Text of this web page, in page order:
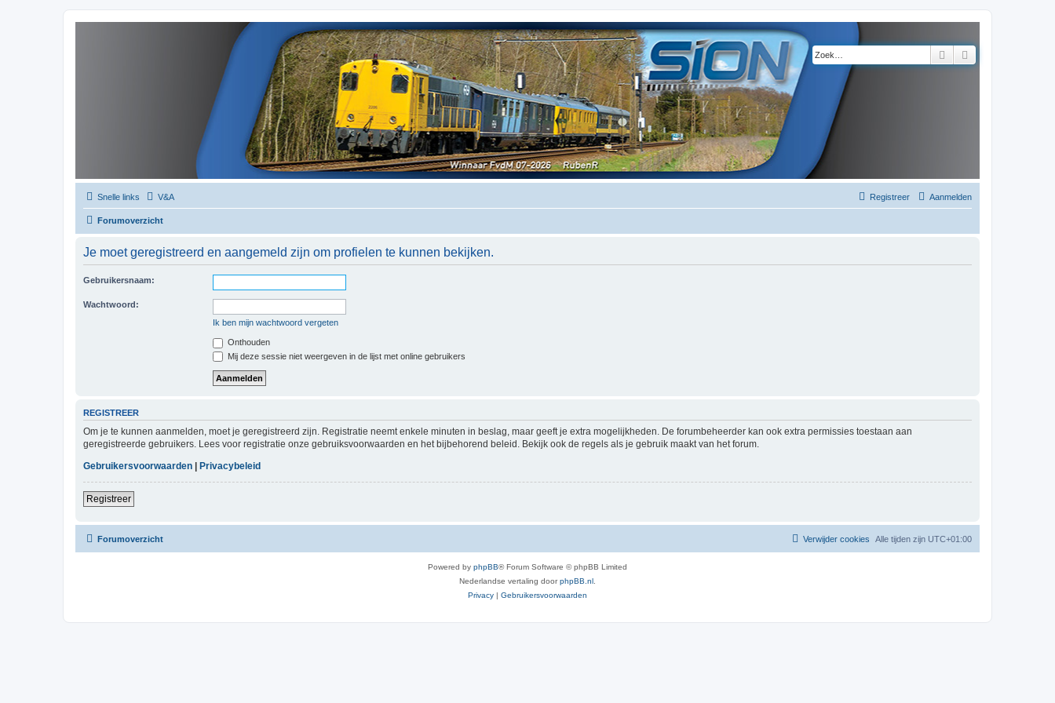
Zoek
Snelle links V&A Aanmelden
Registreer
Forumoverzicht
Je moet geregistreerd en aangemeld zijn om profielen te kunnen bekijken.
Gebruikersnaam:
Wachtwoord:
Ik ben mijn wachtwoord vergeten
Onthouden
Mij deze sessie niet weergeven in de lijst met online gebruikers
REGISTREER
Om je te kunnen aanmelden, moet je geregistreerd zijn. Registratie neemt enkele minuten in beslag, maar geeft je extra mogelijkheden. De forumbeheerder kan ook extra permissies toestaan aan
geregistreerde gebruikers. Lees voor registratie onze gebruiksvoorwaarden en het bijbehorend beleid. Bekijk ook de regels als je gebruik maakt van het forum.
Gebruikersvoorwaarden | Privacybeleid
Registreer
Forumoverzicht Alle tijden zijn UTC+01:00
Verwijder cookies
Powered by phpBB® Forum Software © phpBB Limited
Nederlandse vertaling doorphpBB.nl
Privacy | Gebruikersvoorwaarden